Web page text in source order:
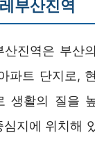
부산진역
산진역은 부산
파트 단지로,
생활의 질을
지에 위치해